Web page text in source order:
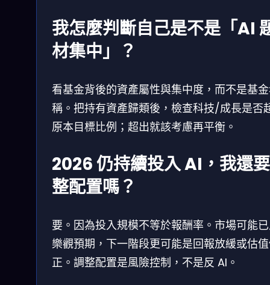
我怎麼判斷自己是不是「AI
材集中」？
看基金背後的資產屬性與集中度，而不是基
稱。把持有資產歸類後，檢查科技/成長是否
原本目標比例；超出就該考慮再平衡。
2026 仍持續投入 AI，我還
整配置嗎？
要。因為投入規模不等於報酬率。市場可能
樂觀預期，下一階段更可能是回報放緩或估
正。調整配置是風險控制，不是反 AI。